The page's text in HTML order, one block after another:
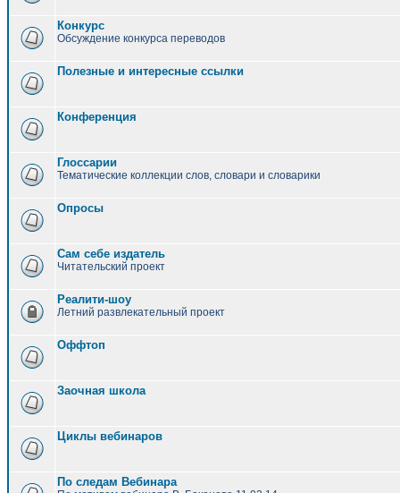
Конкурс
Обсуждение конкурса переводов
Полезные и интересные ссылки
Конференция
Глоссарии
Тематические коллекции слов, словари и словарики
Опросы
Сам себе издатель
Читательский проект
Реалити-шоу
Летний развлекательный проект
Оффтоп
Заочная школа
Циклы вебинаров
По следам Вебинара